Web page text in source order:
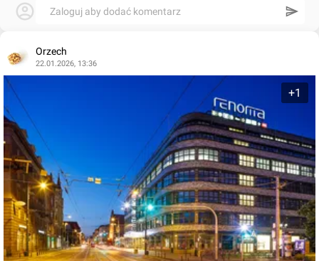
Zaloguj aby dodać komentarz
Orzech
22.01.2026, 13:36
+1